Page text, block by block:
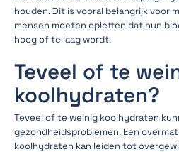
houden. Dit is vooral belangrijk voor
mensen moeten opletten dat hun
hoog of te laag wordt.
Teveel of te
koolhydraten?
Teveel of te weinig koolhydraten
gezondheidsproblemen. Een
koolhydraten kan leiden tot